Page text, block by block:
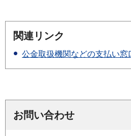
関連リンク
公金取扱機関などの支払い窓
お問い合わせ